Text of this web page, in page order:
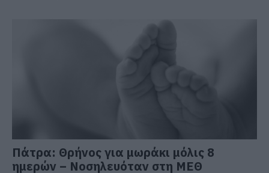
Πάτρα: Θρήνος για μωράκι μόλις 8
ημερών – Νοσηλευόταν στη ΜΕΘ